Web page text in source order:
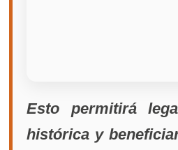
Esto permitirá
histórica y